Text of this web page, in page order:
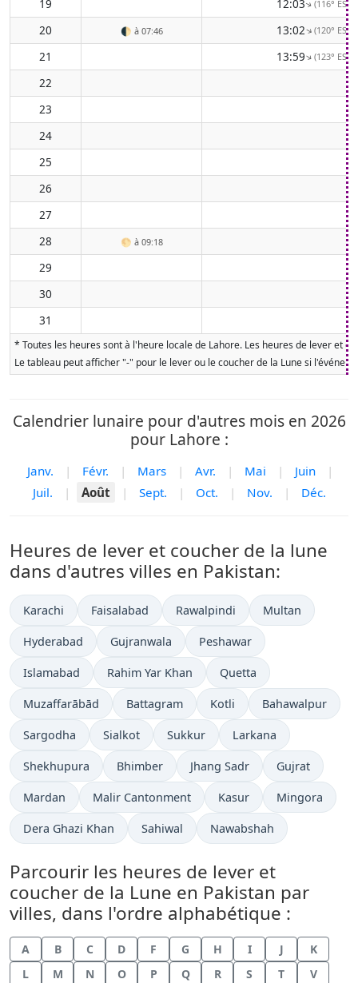
19 12:03↑(116° ESE)
20 🌓 à 07:46 13:02↑(120° ESE)
21 13:59↑(123° ESE)
22
23
24
25
26
27
28
🌕 à 09:18
29
30
31
* Toutes les heures sont à l'heure locale de Lahore. Les heures de lever et
Le tableau peut afficher "-" pour le lever ou le coucher de la Lune si
Calendrier lunaire pour d'autres mois en 2026
pour Lahore :
Janv. | Févr. | Mars | Avr. | Mai | Juin
|
Juil.
| Août | Sept. | Oct. | Nov. | Déc.
Heures de lever et coucher de la lune
dans d'autres villes en Pakistan:
Karachi Faisalabad Rawalpindi Multan
Hyderabad Gujranwala Peshawar
Islamabad Rahim Yar Khan Quetta
Muzaffarābād Battagram Kotli Bahawalpur
Sargodha Sialkot Sukkur Larkana
Shekhupura Bhimber Jhang Sadr Gujrat
Mardan Malir Cantonment Kasur Mingora
Dera Ghazi Khan Sahiwal Nawabshah
Parcourir les heures de lever et
coucher de la Lune en Pakistan par
villes, dans l'ordre alphabétique :
A B C D F G H I J
K
L
M N O P Q R S T
V